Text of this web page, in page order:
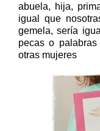
abuela, hija,
igual que
gemela, sería
pecas o
otras mujeres